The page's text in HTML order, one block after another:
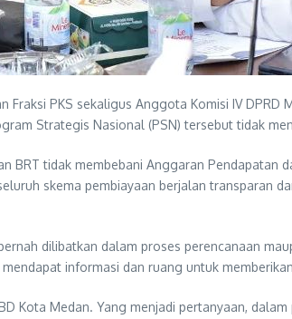
Fraksi PKS sekaligus Anggota Komisi IV
Strategis Nasional (PSN) tersebut tidak
BRT tidak membebani Anggaran
skema pembiayaan berjalan
dilibatkan dalam proses perencanaan
informasi dan ruang untuk
Kota Medan. Yang menjadi pertanyaan,